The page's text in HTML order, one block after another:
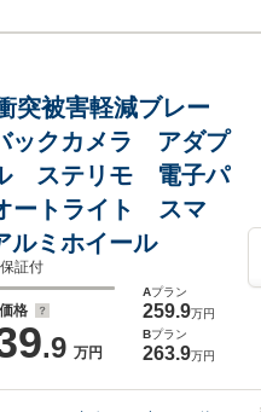
突被害軽減ブレー
クカメラ アダプ
ステリモ 電子パ
ートライト スマ
ミホイール
保証付
格
.9 万円
Aプラン
259.9万円
Bプラン
263.9万円